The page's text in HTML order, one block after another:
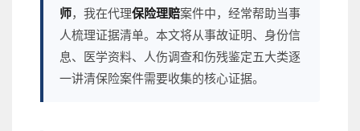
师，我在代理保险理赔案件中，经常帮助当事
人梳理证据清单。本文将从事故证明、身份信
息、医学资料、人伤调查和伤残鉴定五大类逐
一讲清保险案件需要收集的核心证据。